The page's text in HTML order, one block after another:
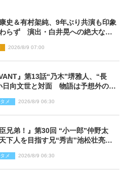
史＆有村架純、9年ぶり共演も印象
らず 演出・白井晃への絶大なる
2026/8/9 07:00
』第13話“乃木”堺雅人、“長
日向文世と対面 物語は予想外の展
メ 2026/8/9 06:30
臣兄弟！』第30回 “小一郎”仲野太
下人を目指す兄“秀吉”池松壮亮
メ 2026/8/9 06:30